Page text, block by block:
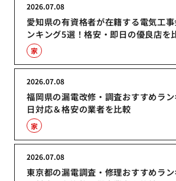
愛知県の有資格者が在籍する電気工
ンキング5選！格安・即日の優良店を
2026.07.08
家
福岡県の漏電改修・調査おすすめラ
日対応＆格安の業者を比較
2026.07.08
家
東京都の漏電調査・修理おすすめラ
2026.07.08